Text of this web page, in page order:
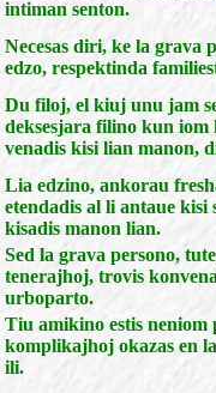
intiman senton.
Necesas diri, ke la grava
edzo, respektinda
Du filoj, el kiuj unu jam
deksesjara filino kun iom
venadis kisi lian manon,
Lia edzino, ankorau
etendadis al li antaue
kisadis manon lian.
Sed la grava persono,
tenerajhoj, trovis
urboparto.
Tiu amikino estis
komplikajhoj okazas en
ili.